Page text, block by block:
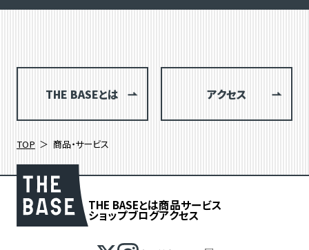
THE BASEとは アクセス
TOP 商品・サービス
THE BASEとは商品サービス
ショップブログアクセス